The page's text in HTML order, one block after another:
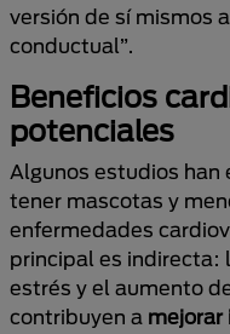
versión de sí mismos
conductual”.
Beneficios
potenciales
Algunos estudios han
tener mascotas y
enfermedades
principal es indirecta:
estrés y el aumento
contribuyen a mejorar